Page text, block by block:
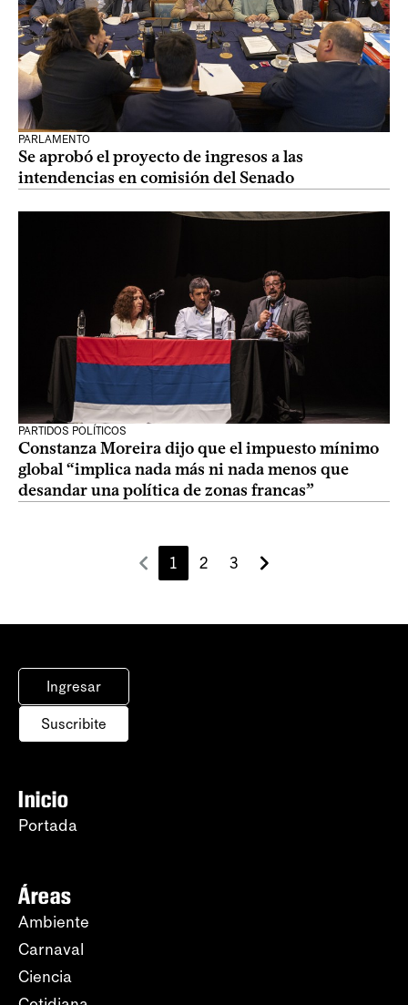
PARLAMENTO
Se aprobó el proyecto de ingresos a las
intendencias en comisión del Senado
PARTIDOS POLÍTICOS
Constanza Moreira dijo que el impuesto mínimo
global “implica nada más ni nada menos que
desandar una política de zonas francas”
1 2 3
Ingresar
Suscribite
Inicio
Portada
Áreas
Ambiente
Carnaval
Ciencia